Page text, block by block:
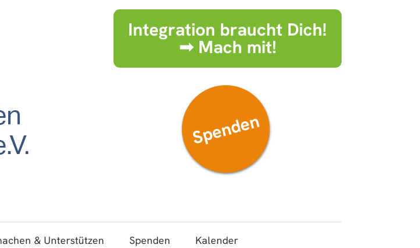
Integration braucht Dich!
➟ Mach mit!
Spenden
& Unterstützen Spenden
Kalender